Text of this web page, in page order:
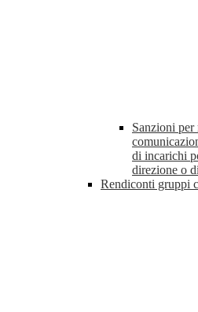
Sanzioni per
di incarichi
direzione o
Rendiconti gruppi